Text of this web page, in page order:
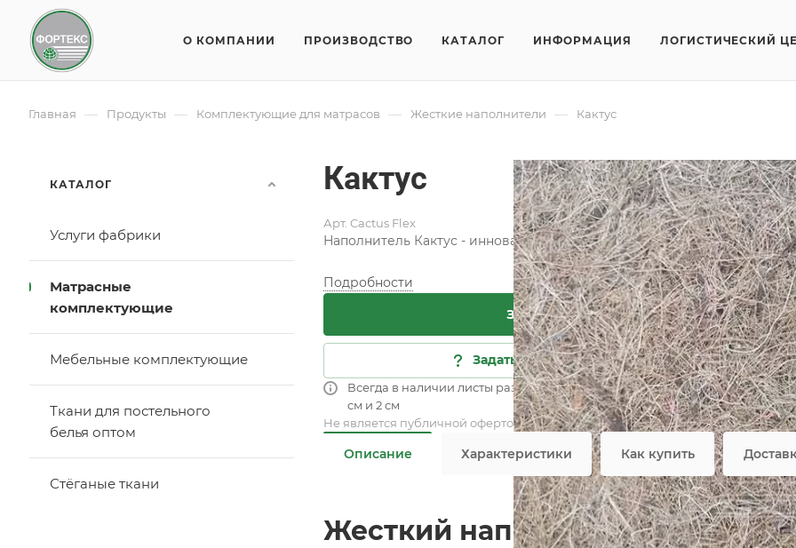
О КОМПАНИИ ПРОИЗВОДСТВО КАТАЛОГ ИНФОРМАЦИЯ ЛОГИСТИЧЕСКИЙ
Главная — Продукты — Комплектующие для матрасов — Жесткие наполнители — Кактус
Кактус
Арт. Cactus Flex
Наполнитель Кактус - инновационная разработка, которая является
Подробности
Заказать
Задать вопрос
Всегда в наличии листы размером 140/160/180см х 200 см высотой 1
см и 2 см
Не является публичной офертой
Описание Характеристики Как купить
Жесткий наполнитель Кактус
КАТАЛОГ
Услуги фабрики
Матрасные
комплектующие
Мебельные комплектующие
Ткани для постельного
белья оптом
Стёганые ткани